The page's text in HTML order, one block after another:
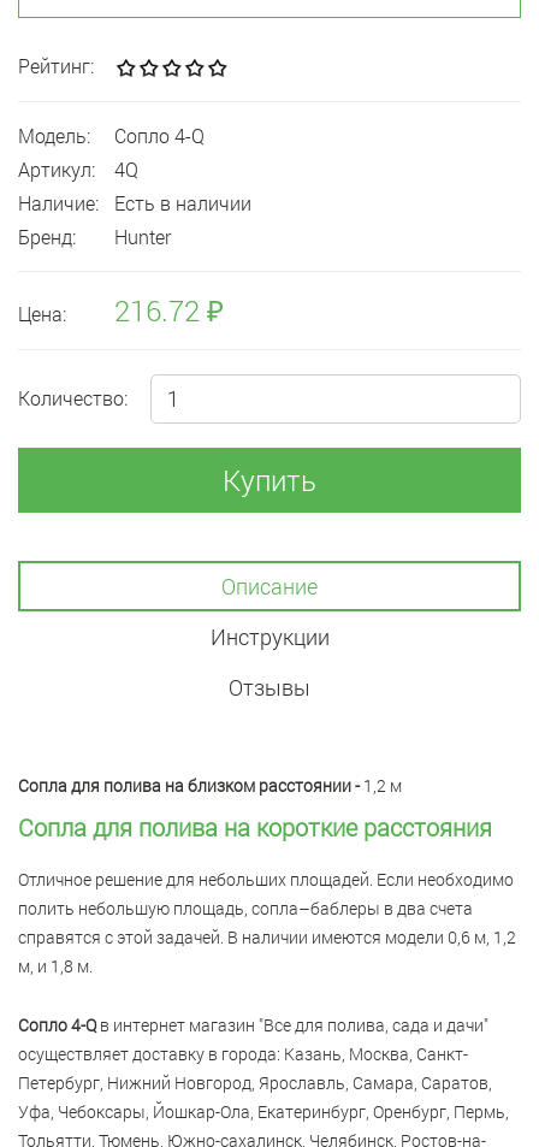
Рейтинг:
Модель:
Сопло 4-Q
Артикул:
4Q
Наличие:
Есть в наличии
Бренд:
Hunter
Цена: 216.72 ₽
Количество:
Купить
Описание
Инструкции
Отзывы
Сопла для полива на близком расстоянии -1,2 м
Сопла для полива на короткие расстояния
Отличное решение для небольших площадей. Если необходимо
полить небольшую площадь, сопла–баблеры в два счета
справятся с этой задачей. В наличии имеются модели 0,6 м, 1,2
м, и 1,8 м.
Сопло 4-Qв интернет магазин "Все для полива, сада и дачи"
осуществляет доставку в города: Казань, Москва, Санкт-
Петербург, Нижний Новгород, Ярославль, Самара, Саратов,
Уфа, Чебоксары, Йошкар-Ола, Екатеринбург, Оренбург, Пермь,
Тольятти, Тюмень, Южно-сахалинск, Челябинск, Ростов-на-